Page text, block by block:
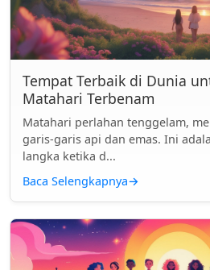
Tempat Terbaik di Dunia
Matahari Terbenam
Matahari perlahan tenggelam,
garis-garis api dan emas. Ini
langka ketika d...
Baca Selengkapnya→